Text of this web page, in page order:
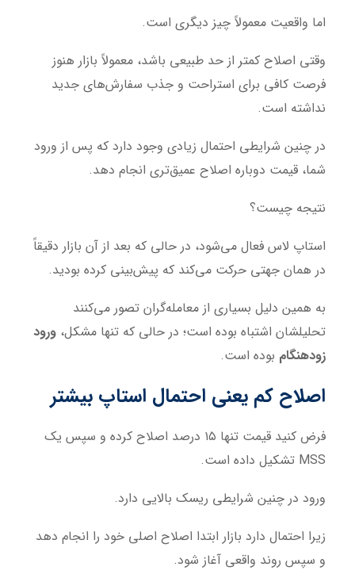
اما واقعیت معمولاً چیز دیگری است.
وقتی اصلاح کمتر از حد طبیعی باشد، معمولاً بازار هنوز
فرصت کافی برای استراحت و جذب سفارش‌های جدید
نداشته است.
در چنین شرایطی احتمال زیادی وجود دارد که پس از ورود
شما، قیمت دوباره اصلاح عمیق‌تری انجام دهد.
نتیجه چیست؟
استاپ لاس فعال می‌شود، در حالی که بعد از آن بازار دقیقاً
در همان جهتی حرکت می‌کند که پیش‌بینی کرده بودید.
به همین دلیل بسیاری از معامله‌گران تصور می‌کنند
تحلیلشان اشتباه بوده است؛ در حالی که تنها مشکل،ورود
زودهنگام بوده است.
اصلاح کم یعنی احتمال استاپ بیشتر
فرض کنید قیمت تنها ۱۵ درصد اصلاح کرده و سپس یک
MSS تشکیل داده است.
ورود در چنین شرایطی ریسک بالایی دارد.
زیرا احتمال دارد بازار ابتدا اصلاح اصلی خود را انجام دهد
و سپس روند واقعی آغاز شود.